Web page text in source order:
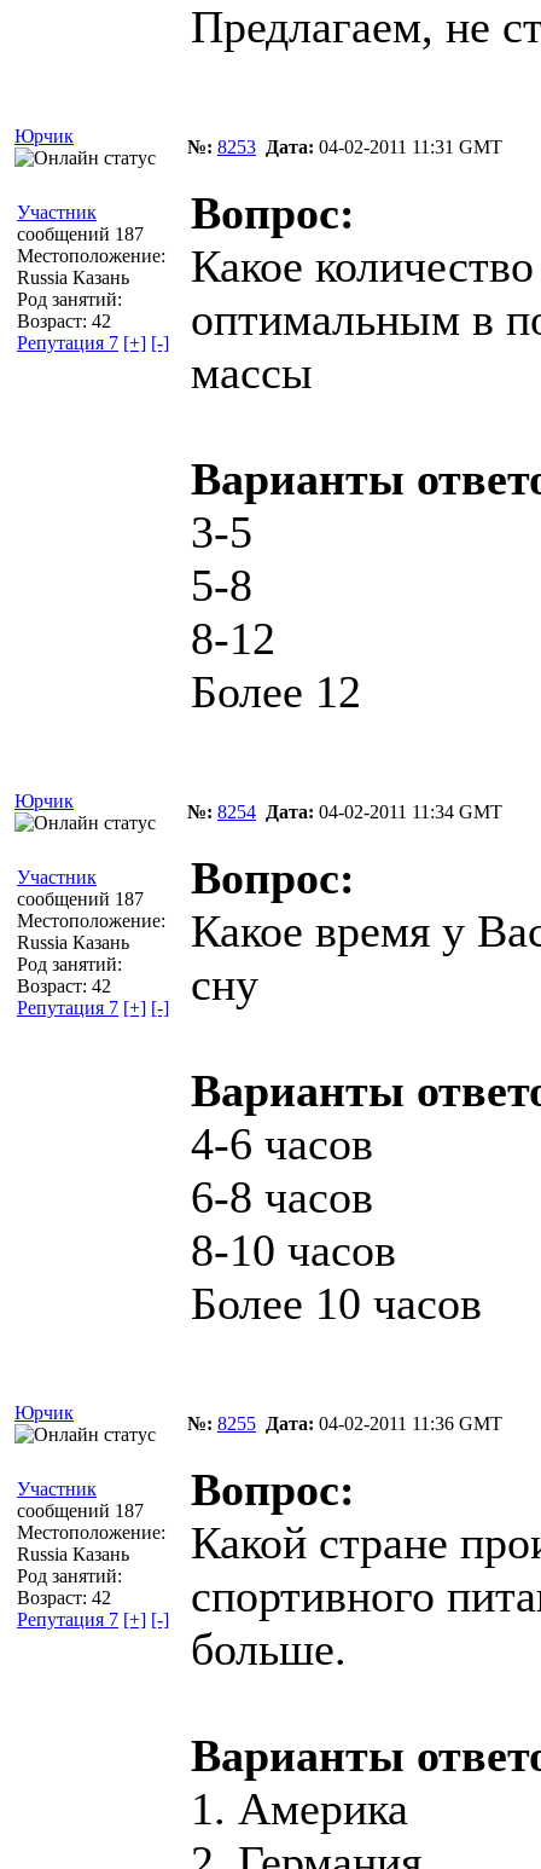
Предлагаем, не
Юрчик
№: 8253 Дата: 04-02-2011 11:31 GMT
Участник
сообщений 187
Местоположение:
Russia Казань
Род занятий:
Возраст: 42
Репутация 7 [+] [-]
Вопрос:
Какое
оптимальным в
массы
Варианты
3-5
5-8
8-12
Более 12
Юрчик
№: 8254 Дата: 04-02-2011 11:34 GMT
Участник
сообщений 187
Местоположение:
Russia Казань
Род занятий:
Возраст: 42
Репутация 7 [+] [-]
Вопрос:
Какое время у
сну
Варианты
4-6 часов
6-8 часов
8-10 часов
Более 10 часов
Юрчик
№: 8255 Дата: 04-02-2011 11:36 GMT
Участник
сообщений 187
Местоположение:
Russia Казань
Род занятий:
Возраст: 42
Репутация 7 [+] [-]
Вопрос:
Какой стране
спортивного
больше.
Варианты
1. Америка